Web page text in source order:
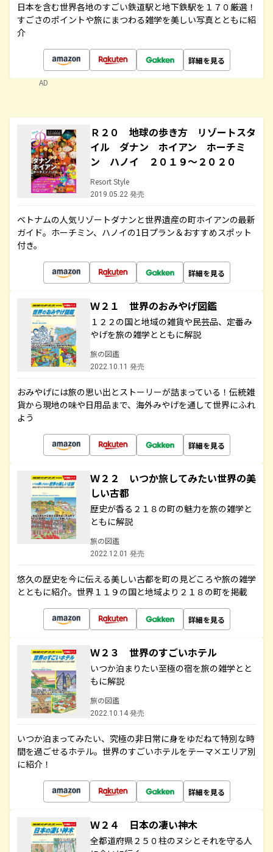
日本を含む世界各地のすごい鉄道駅と地下鉄駅を１７０厳選！
すごさのポイントや旅にまつわる雑学を美しい写真とともに紹
介
詳細を見る
AD
Ｒ２０ 地球の歩き方 リゾートスタ
イル ダナン ホイアン ホーチミ
ン ハノイ ２０１９～２０２０
Resort Style
2019.05.22 発売
ベトナムの人気リゾートダナンと世界遺産の町ホイアンの最新
ガイド。ホーチミン、ハノイの1日プラン＆おすすめスポット
付き。
詳細を見る
Ｗ２１ 世界のおみやげ図鑑
１２２の国と地域の雑貨や民芸品、定番み
やげを旅の雑学とともに解説
旅の図鑑
2022.10.11 発売
おみやげには旅の思い出とストーリーが詰まっている！伝統雑
貨から現地の味や日用品まで、海外みやげを通して世界にふれ
よう
詳細を見る
Ｗ２２ いつか旅してみたい世界の美
しい古都
歴史が香る２１８の町の魅力を旅の雑学と
ともに解説
旅の図鑑
2022.12.01 発売
悠久の歴史を今に伝える美しい古都を町の見どころや旅の雑学
とともに紹介。世界１１９の国と地域より２１８の町を掲載
詳細を見る
Ｗ２３ 世界のすごいホテル
いつか泊まりたい至極の宿を旅の雑学とと
もに解説
旅の図鑑
2022.10.14 発売
いつか泊まってみたい、究極の非日常に身をゆだねて特別な時
間を過ごせるホテル。世界のすごいホテルをテーマ×エリア別
に紹介！
詳細を見る
Ｗ２４ 日本の凄い神木
全都道府県２５０柱のヌシとそれを守る人